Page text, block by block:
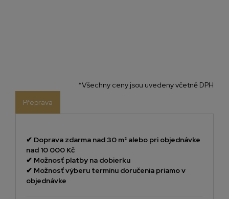
*Všechny ceny jsou uvedeny včetně DPH
Přeprava
✔ Doprava zdarma nad 30 m² alebo pri objednávke
nad 10 000 Kč
✔ Možnosť platby na dobierku
✔ Možnosť výberu termínu doručenia priamo v
objednávke